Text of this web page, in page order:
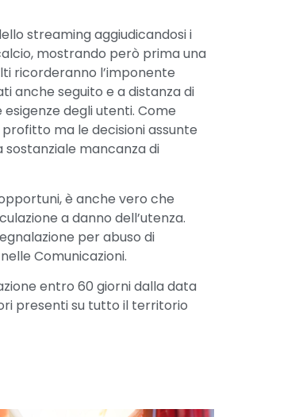
streaming aggiudicandosi i
mostrando però prima una
ricorderanno l’imponente
anche seguito e a distanza di
degli utenti. Come
ma le decisioni assunte
sostanziale mancanza di
è anche vero che
a danno dell’utenza.
per abuso di
Comunicazioni.
entro 60 giorni dalla data
presenti su tutto il territorio